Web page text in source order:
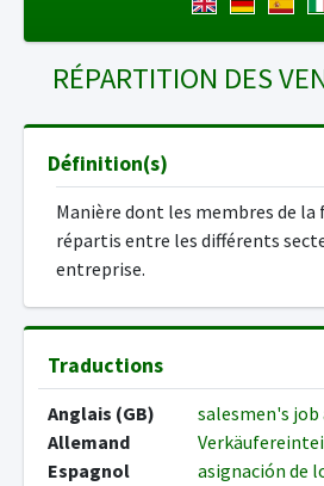
RÉPARTITION DES
Définition(s)
Manière dont les membres de
répartis entre les différents
entreprise.
Traductions
Anglais (GB)
salesmen's
Allemand
Espagnol
asignación de